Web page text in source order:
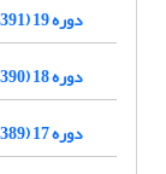
دوره 19 (1391)
دوره 18 (1390)
دوره 17 (1389)